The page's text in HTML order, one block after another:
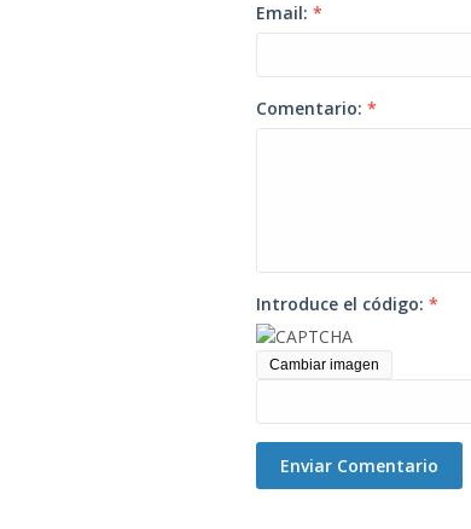
Email: *
Comentario: *
Introduce el código: *
Cambiar imagen
Enviar Comentario